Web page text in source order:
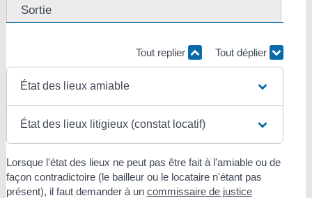
Sortie
Tout replier Tout déplier
État des lieux amiable
État des lieux litigieux (constat locatif)
Lorsque l'état des lieux ne peut pas être fait à l'amiable ou de
façon contradictoire (le bailleur ou le locataire n'étant pas
présent), il faut demander à un commissaire de justice